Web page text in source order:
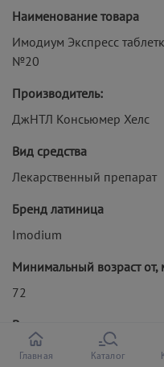
Наименование товара
Имодиум Экспресс
№20
Производитель:
ДжНТЛ Консьюмер Хелс
Вид средства
Лекарственный препарат
Бренд латиница
Imodium
Минимальный возраст от,
72
Вид упаковки
Пачка картонная
Главная Каталог